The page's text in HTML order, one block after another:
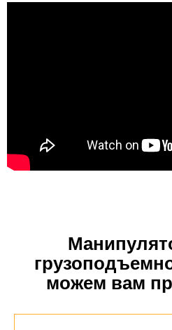
можем вам